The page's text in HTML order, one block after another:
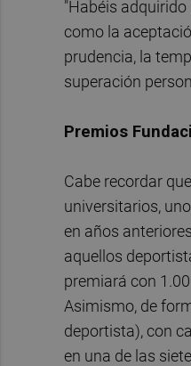
"Habéis
como la
prudencia, la
superación
Premios
Cabe recordar
universitarios,
en años
aquellos
premiará con
Asimismo, de
deportista), con
en una de las